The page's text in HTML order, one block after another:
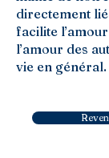
directement
facilite
l’amour des
vie en général.